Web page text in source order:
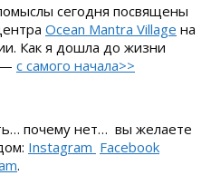
сегодня посвящены
Ocean Mantra Village на
Как я дошла до жизни
— с самого начала>>
почему нет… вы желаете
Instagram Facebook
.